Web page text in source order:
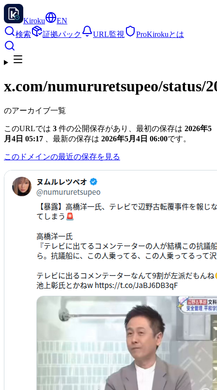
Kiroku
EN
検索
証拠パック URL監視 ProKirokuとは
x.com/numururetsupeo/status/
のアーカイブ一覧
このURLでは 3 件の公開保存があり、最初の保存は 2026年5
月4日 05:17
、最新の保存は 2026年5月4日 06:00です。
このドメインの最近の保存を見る